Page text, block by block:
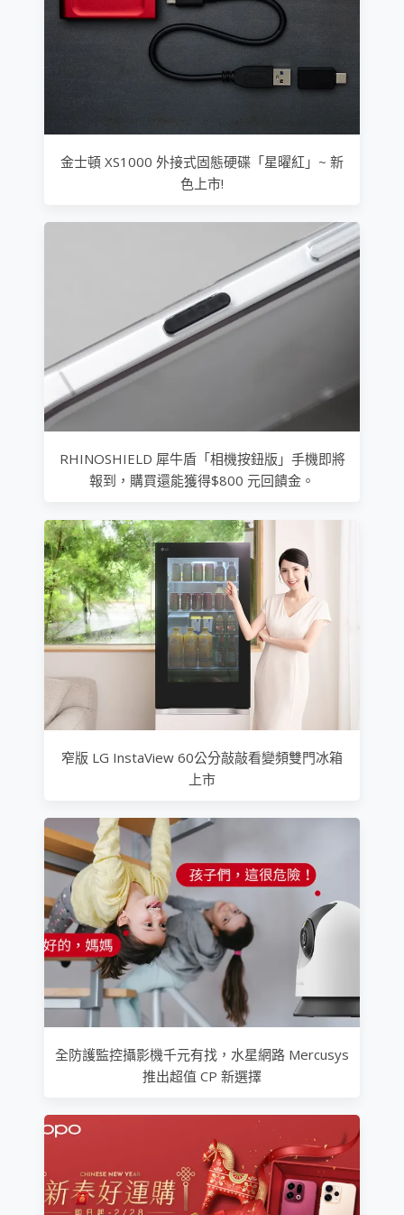
金士頓 XS1000 外接式固態硬碟「星曜紅」~ 新
色上市!
RHINOSHIELD 犀牛盾「相機按鈕版」手機即將
報到，購買還能獲得$800 元回饋金。
窄版 LG InstaView 60公分敲敲看變頻雙門冰箱
上市
全防護監控攝影機千元有找，水星網路 Mercusys
推出超值 CP 新選擇